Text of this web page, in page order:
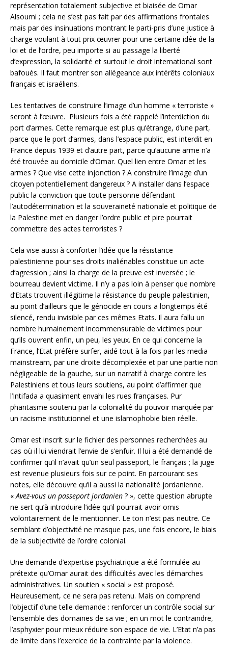
représentation totalement subjective et biaisée de Omar
Alsoumi ; cela ne s’est pas fait par des affirmations frontales
mais par des insinuations montrant le parti-pris d’une justice à
charge voulant à tout prix œuvrer pour une certaine idée de la
loi et de l’ordre, peu importe si au passage la liberté
d’expression, la solidarité et surtout le droit international sont
bafoués. Il faut montrer son allégeance aux intérêts coloniaux
français et israéliens.
Les tentatives de construire l’image d’un homme « terroriste »
seront à l’œuvre. Plusieurs fois a été rappelé l’interdiction du
port d’armes. Cette remarque est plus qu’étrange, d’une part,
parce que le port d’armes, dans l’espace public, est interdit en
France depuis 1939 et d’autre part, parce qu’aucune arme n’a
été trouvée au domicile d’Omar. Quel lien entre Omar et les
armes ? Que vise cette injonction ? A construire l’image d’un
citoyen potentiellement dangereux ? A installer dans l’espace
public la conviction que toute personne défendant
l’autodétermination et la souveraineté nationale et politique de
la Palestine met en danger l’ordre public et pire pourrait
commettre des actes terroristes ?
Cela vise aussi à conforter l’idée que la résistance
palestinienne pour ses droits inaliénables constitue un acte
d’agression ; ainsi la charge de la preuve est inversée ; le
bourreau devient victime. Il n’y a pas loin à penser que nombre
d’Etats trouvent illégitime la résistance du peuple palestinien,
au point d’ailleurs que le génocide en cours a longtemps été
silencé, rendu invisible par ces mêmes Etats. Il aura fallu un
nombre humainement incommensurable de victimes pour
qu’ils ouvrent enfin, un peu, les yeux. En ce qui concerne la
France, l’Etat préfère surfer, aidé tout à la fois par les media
mainstream, par une droite décomplexée et par une partie non
négligeable de la gauche, sur un narratif à charge contre les
Palestiniens et tous leurs soutiens, au point d’affirmer que
l’Intifada a quasiment envahi les rues françaises. Pur
phantasme soutenu par la colonialité du pouvoir marquée par
un racisme institutionnel et une islamophobie bien réelle.
Omar est inscrit sur le fichier des personnes recherchées au
cas où il lui viendrait l’envie de s’enfuir. Il lui a été demandé de
confirmer qu’il n’avait qu’un seul passeport, le français ; la juge
est revenue plusieurs fois sur ce point. En parcourant ses
notes, elle découvre qu’il a aussi la nationalité jordanienne.
«Avez-vous un passeport jordanien ? », cette question abrupte
ne sert qu’à introduire l’idée qu’il pourrait avoir omis
volontairement de le mentionner. Le ton n’est pas neutre. Ce
semblant d’objectivité ne masque pas, une fois encore, le biais
de la subjectivité de l’ordre colonial.
Une demande d’expertise psychiatrique a été formulée au
prétexte qu’Omar aurait des difficultés avec les démarches
administratives. Un soutien « social » est proposé.
Heureusement, ce ne sera pas retenu. Mais on comprend
l’objectif d’une telle demande : renforcer un contrôle social sur
l’ensemble des domaines de sa vie ; en un mot le contraindre,
l’asphyxier pour mieux réduire son espace de vie. L’Etat n’a pas
de limite dans l’exercice de la contrainte par la violence.